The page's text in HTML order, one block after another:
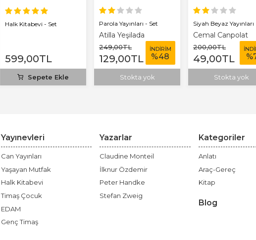
Halk Kitabevi - Set
599,00TL
Sepete Ekle
Parola Yayınları - Set
Atilla Yeşilada
249,00TL
129,00TL
İNDİRİM
%48
Stokta yok
Siyah Beyaz Yayınları
Cemal Canpolat
200,00TL
49,00TL %
Stokta yok
Yayınevleri
Can Yayınları
Yaşayan Mutfak
Halk Kitabevi
Timaş Çocuk
EDAM
Genç Timaş
Yazarlar
Claudine Monteil
İlknur Özdemir
Peter Handke
Stefan Zweig
Kategoriler
Anlatı
Araç-Gereç
Kitap
Blog